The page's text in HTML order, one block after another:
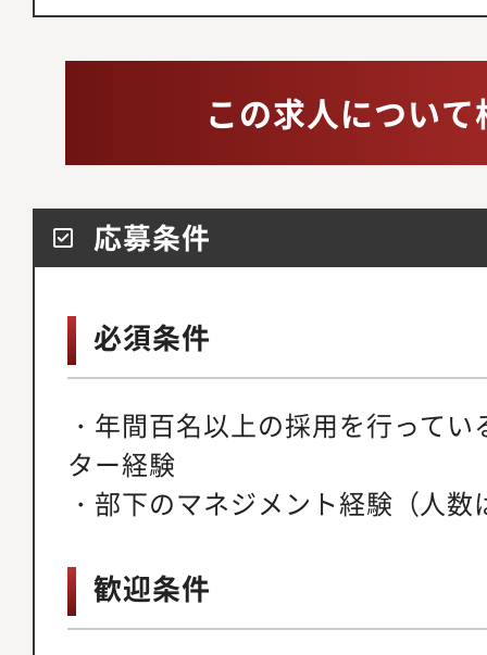
この求人につい
応募条件
必須条件
・年間百名以上の採用を行って
ター経験
・部下のマネジメント経験（人数
歓迎条件